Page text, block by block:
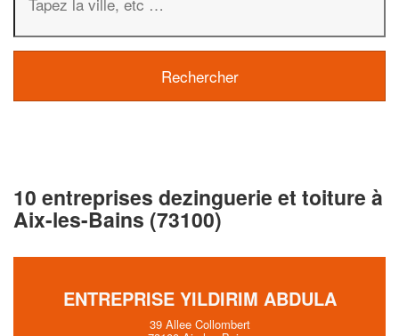
10 entreprises dezinguerie et toiture à
Aix-les-Bains (73100)
ENTREPRISE YILDIRIM ABDULA
39 Allee Collombert